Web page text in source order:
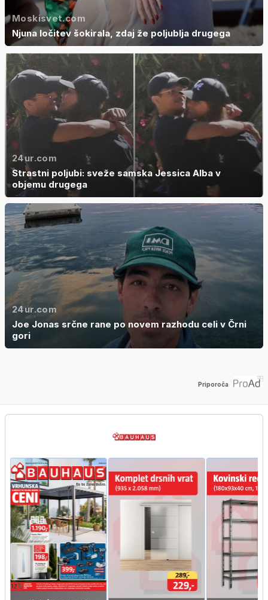
Moskisvet.com
Njuna ločitev šokirala, zdaj že poljublja drugega
24ur.com
Strastni poljubi: sveže samska Jessica Alba v
objemu drugega
24ur.com
Joe Jonas srčne rane po novem razhodu celi v Črni
gori
Priporoča